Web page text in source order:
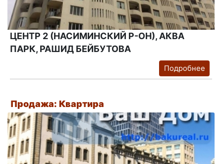
ЦЕНТР 2 (НАСИМИНСКИЙ Р-ОН), АКВА
ПАРК, РАШИД БЕЙБУТОВА
Подробнее
Продажа: Квартира